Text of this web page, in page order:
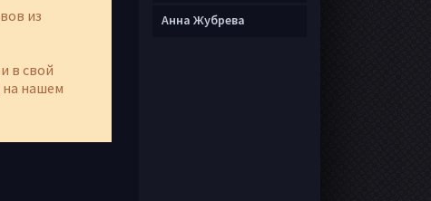
из
в свой
на нашем
Анна Жубрева